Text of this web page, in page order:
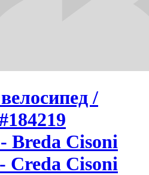
/
Breda Cisoni
Creda Cisoni